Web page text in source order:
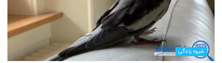
شیوه زندگی